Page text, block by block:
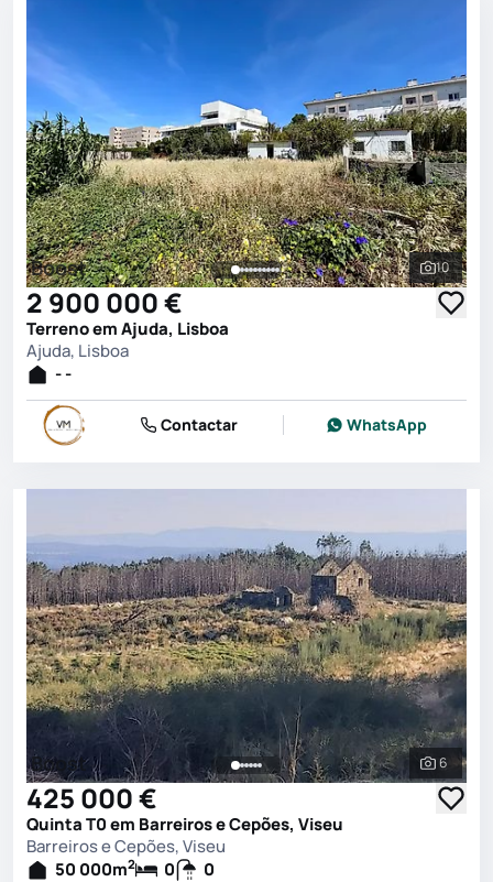
Ver
10
Boost
2 900 000 €
Terreno em Ajuda, Lisboa
Ajuda, Lisboa
- -
Contactar WhatsApp
Ver
6
Boost
425 000 €
Quinta T0 em Barreiros e Cepões, Viseu
Barreiros e Cepões, Viseu
50 000m2 0 0